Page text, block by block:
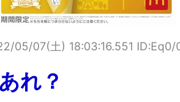
05/07(土) 18:03:16.551
れ？